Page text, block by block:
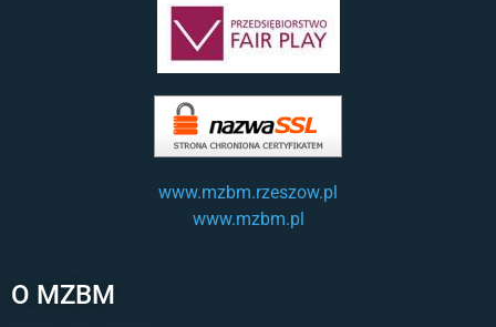
O MZBM
www.mzbm.rzeszow.pl
www.mzbm.pl